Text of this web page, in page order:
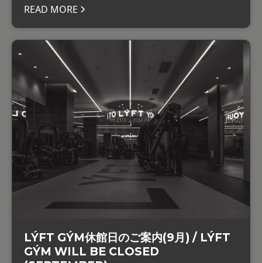
READ MORE
LÝFT GÝM休館日のご案内(9月) / LÝFT
GÝM WILL BE CLOSED